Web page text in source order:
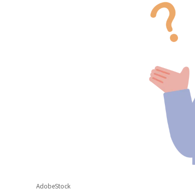
AdobeStock